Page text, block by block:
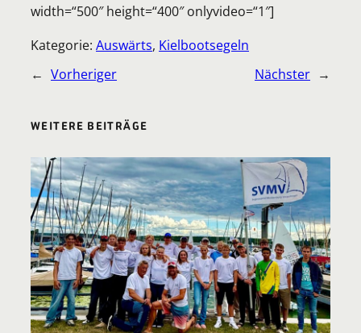
width=“500″ height=“400″ onlyvideo=“1″]
Kategorie: Auswärts, Kielbootsegeln
← Vorheriger Nächster →
WEITERE BEITRÄGE